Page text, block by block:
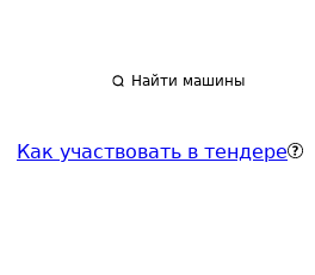
Найти машины
Как участвовать в тендере